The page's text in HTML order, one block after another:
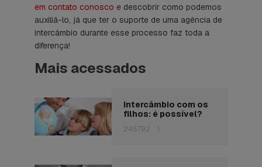
em contato conosco e descobrir como podemos
auxiliá-lo, já que ter o suporte de uma agência de
intercâmbio durante esse processo faz toda a
diferença!
Mais acessados
Intercâmbio com os
filhos: é possível?
245792 1